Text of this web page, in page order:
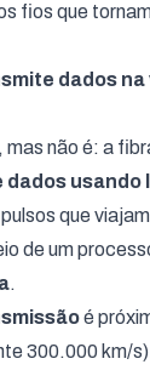
fios que
dados
não é: a
usando
que
de um
.
é
300.000 km/